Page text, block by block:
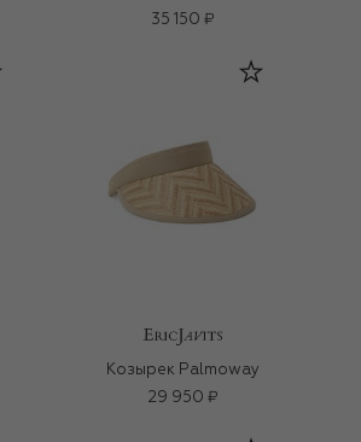
35 150 ₽
Козырек Palmoway
29 950 ₽